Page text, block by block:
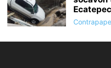
Ecatepec